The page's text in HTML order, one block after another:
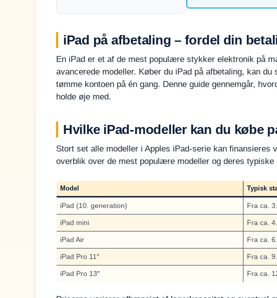
iPad på afbetaling – fordel din
En iPad er et af de mest populære stykker elektronik på
avancerede modeller. Køber du iPad på afbetaling, kan
tømme kontoen på én gang. Denne guide gennemgår,
holde øje med.
Hvilke iPad-modeller kan du købe
Stort set alle modeller i Apples iPad-serie kan
overblik over de mest populære modeller og deres typiske
Model Typisk
iPad (10. generation) Fra ca.
iPad mini Fra ca.
iPad Air Fra ca.
iPad Pro 11″ Fra ca.
iPad Pro 13″ Fra ca.